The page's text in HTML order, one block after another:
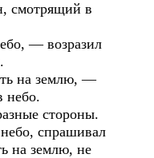
смотрящий в
— возразил
на землю, —
небо.
стороны.
спрашивал
на землю, не